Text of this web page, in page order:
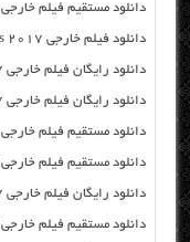
دانلود مستقیم فیلم خارجی Running Wild 2017 از سرور سایت
دانلود فیلم خارجی Rings 2017 از سرور سایت
دانلود رایگان فیلم خارجی Dunkirk 2017 با لینک مستقیم
دانلود رایگان فیلم خارجی Eloise 2017 با لینک مستقیم
دانلود مستقیم فیلم خارجی Essex Heist 2017 از سرور سایت
دانلود مستقیم فیلم خارجی Get the Girl 2017 از سرور سایت
دانلود رایگان فیلم خارجی iBoy 2017 با لینک مستقیم
دانلود مستقیم فیلم خارجی Justice League Dark 2017 از سرور سایت